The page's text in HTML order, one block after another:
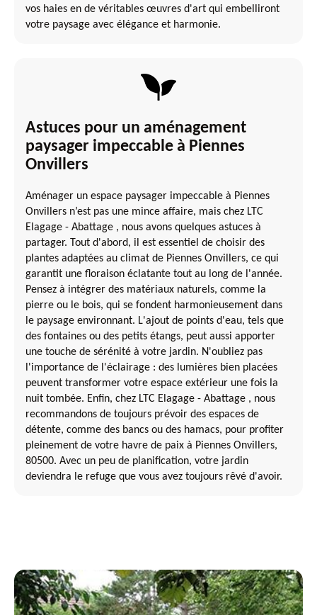
vos haies en de véritables œuvres d'art qui embelliront
votre paysage avec élégance et harmonie.
Astuces pour un aménagement
paysager impeccable à Piennes
Onvillers
Aménager un espace paysager impeccable à Piennes
Onvillers n’est pas une mince affaire, mais chez LTC
Elagage - Abattage , nous avons quelques astuces à
partager. Tout d'abord, il est essentiel de choisir des
plantes adaptées au climat de Piennes Onvillers, ce qui
garantit une floraison éclatante tout au long de l'année.
Pensez à intégrer des matériaux naturels, comme la
pierre ou le bois, qui se fondent harmonieusement dans
le paysage environnant. L'ajout de points d'eau, tels que
des fontaines ou des petits étangs, peut aussi apporter
une touche de sérénité à votre jardin. N'oubliez pas
l'importance de l'éclairage : des lumières bien placées
peuvent transformer votre espace extérieur une fois la
nuit tombée. Enfin, chez LTC Elagage - Abattage , nous
recommandons de toujours prévoir des espaces de
détente, comme des bancs ou des hamacs, pour profiter
pleinement de votre havre de paix à Piennes Onvillers,
80500. Avec un peu de planification, votre jardin
deviendra le refuge que vous avez toujours rêvé d'avoir.